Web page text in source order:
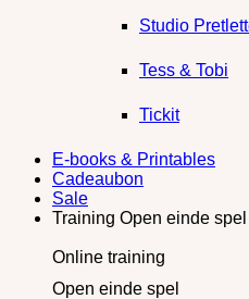
Studio
Tess & Tobi
Tickit
E-books & Printables
Cadeaubon
Sale
Training Open einde spel
Online training
Open einde spel